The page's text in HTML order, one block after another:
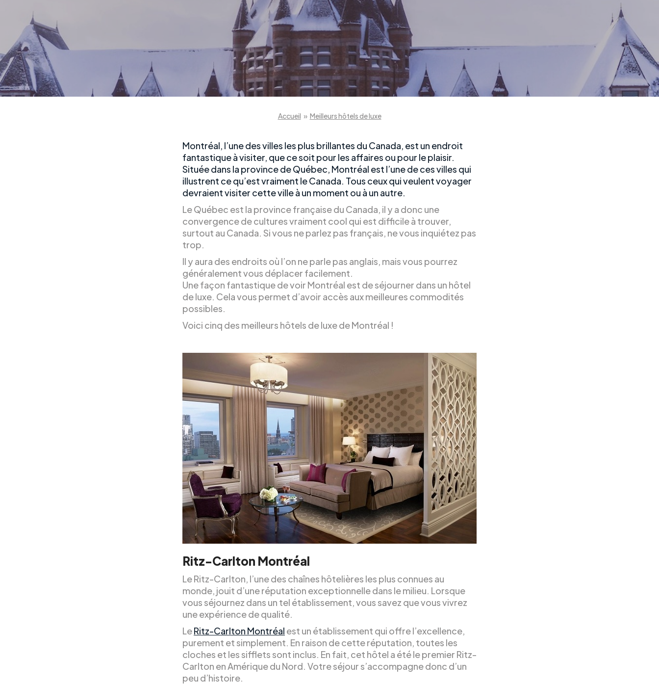
Accueil » Meilleurs hôtels de luxe
Montréal, l’une des villes les plus brillantes du Canada, est un endroit
fantastique à visiter, que ce soit pour les affaires ou pour le plaisir.
Située dans la province de Québec, Montréal est l’une de ces villes qui
illustrent ce qu’est vraiment le Canada. Tous ceux qui veulent voyager
devraient visiter cette ville à un moment ou à un autre.
Le Québec est la province française du Canada, il y a donc une
convergence de cultures vraiment cool qui est difficile à trouver,
surtout au Canada. Si vous ne parlez pas français, ne vous inquiétez pas
trop.
Il y aura des endroits où l’on ne parle pas anglais, mais vous pourrez
généralement vous déplacer facilement.
Une façon fantastique de voir Montréal est de séjourner dans un hôtel
de luxe. Cela vous permet d’avoir accès aux meilleures commodités
possibles.
Voici cinq des meilleurs hôtels de luxe de Montréal !
Ritz-Carlton Montréal
Le Ritz-Carlton, l’une des chaînes hôtelières les plus connues au
monde, jouit d’une réputation exceptionnelle dans le milieu. Lorsque
vous séjournez dans un tel établissement, vous savez que vous vivrez
une expérience de qualité.
LeRitz-Carlton Montréal est un établissement qui offre l’excellence,
purement et simplement. En raison de cette réputation, toutes les
cloches et les sifflets sont inclus. En fait, cet hôtel a été le premier Ritz-
Carlton en Amérique du Nord. Votre séjour s’accompagne donc d’un
peu d’histoire.